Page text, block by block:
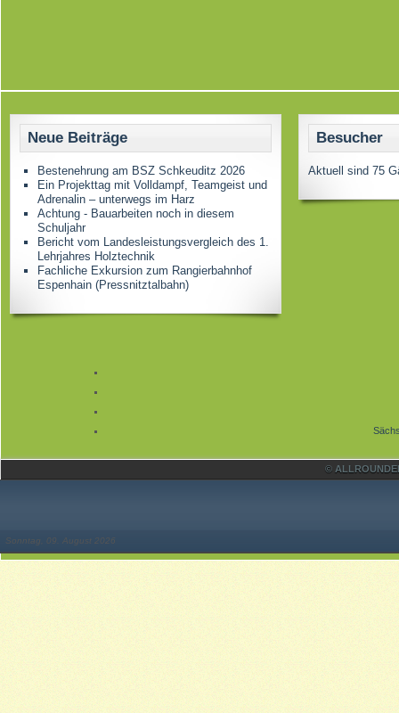
Neue Beiträge
Bestenehrung am BSZ Schkeuditz 2026
Ein Projekttag mit Volldampf, Teamgeist und
Adrenalin – unterwegs im Harz
Achtung - Bauarbeiten noch in diesem
Schuljahr
Bericht vom Landesleistungsvergleich des 1.
Lehrjahres Holztechnik
Fachliche Exkursion zum Rangierbahnhof
Espenhain (Pressnitztalbahn)
Besucher
Aktuell sind 75
©
Sonntag, 09. August 2026